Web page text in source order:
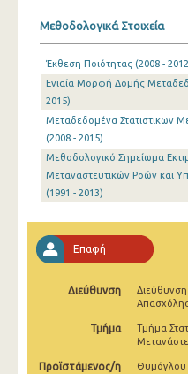
2014
2012
2011
2010
2008
Μεθοδολογικά Στοιχεία
Έκθεση Ποιότητας (2008 -
Ενιαία Μορφή Δομής
2015)
Μεταδεδομένα Στατιστικων
(2008 - 2015)
Μεθοδολογικό Σημείωμα
Μεταναστευτικών Ροών και
(1991 - 2013)
Επαφή
Διεύθυνση
Διεύθυνση
Τμήμα
Τμήμα
Προϊστάμενος/η Θυμόγλου